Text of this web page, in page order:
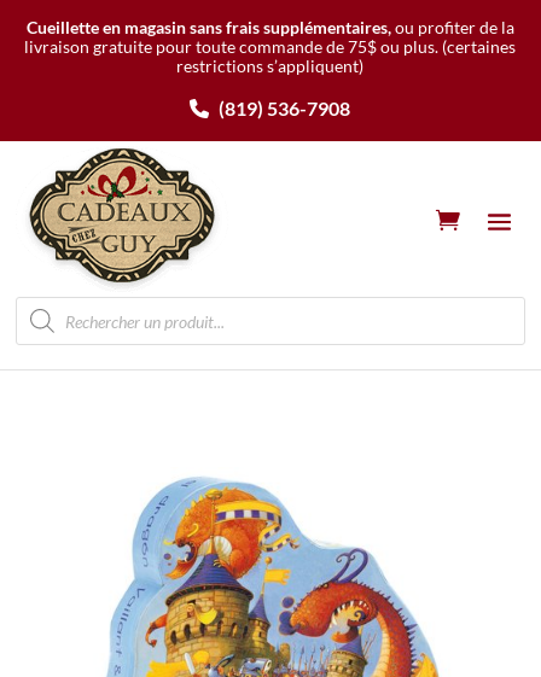
Cueillette en magasin sans frais supplémentaires,ou profiter de la
livraison gratuite pour toute commande de 75$ ou plus. (certaines
restrictions s’appliquent)
(819) 536-7908
Recherche
de
produits